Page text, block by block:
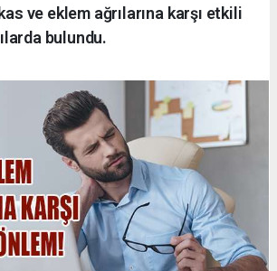
ve eklem ağrılarına karşı etkili
bulundu.